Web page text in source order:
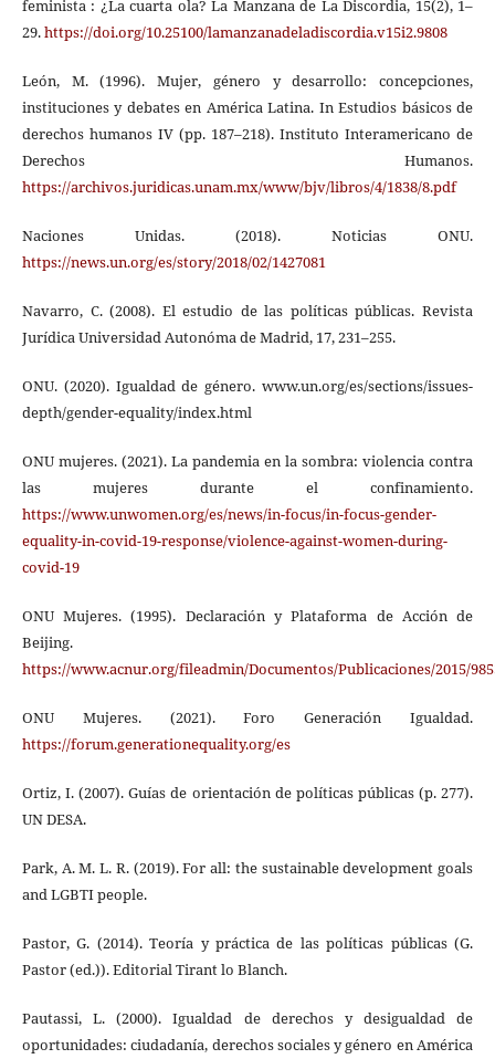
feminista : ¿La cuarta ola? La Manzana de La Discordia, 15(2), 1–
29.https://doi.org/10.25100/lamanzanadeladiscordia.v15i2.9808
León, M. (1996). Mujer, género y desarrollo: concepciones,
instituciones y debates en América Latina. In Estudios básicos de
derechos humanos IV (pp. 187–218). Instituto Interamericano de
Derechos Humanos.
https://archivos.juridicas.unam.mx/www/bjv/libros/4/1838/8.pdf
Naciones Unidas. (2018). Noticias ONU.
https://news.un.org/es/story/2018/02/1427081
Navarro, C. (2008). El estudio de las políticas públicas. Revista
Jurídica Universidad Autonóma de Madrid, 17, 231–255.
ONU. (2020). Igualdad de género. www.un.org/es/sections/issues-
depth/gender-equality/index.html
ONU mujeres. (2021). La pandemia en la sombra: violencia contra
las mujeres durante el confinamiento.
https://www.unwomen.org/es/news/in-focus/in-focus-gender-
equality-in-covid-19-response/violence-against-women-during-
covid-19
ONU Mujeres. (1995). Declaración y Plataforma de Acción de
Beijing.
https://www.acnur.org/fileadmin/Documentos/Publicaciones/2015/
ONU Mujeres. (2021). Foro Generación Igualdad.
https://forum.generationequality.org/es
Ortiz, I. (2007). Guías de orientación de políticas públicas (p. 277).
UN DESA.
Park, A. M. L. R. (2019). For all: the sustainable development goals
and LGBTI people.
Pastor, G. (2014). Teoría y práctica de las políticas públicas (G.
Pastor (ed.)). Editorial Tirant lo Blanch.
Pautassi, L. (2000). Igualdad de derechos y desigualdad de
oportunidades: ciudadanía, derechos sociales y género en América